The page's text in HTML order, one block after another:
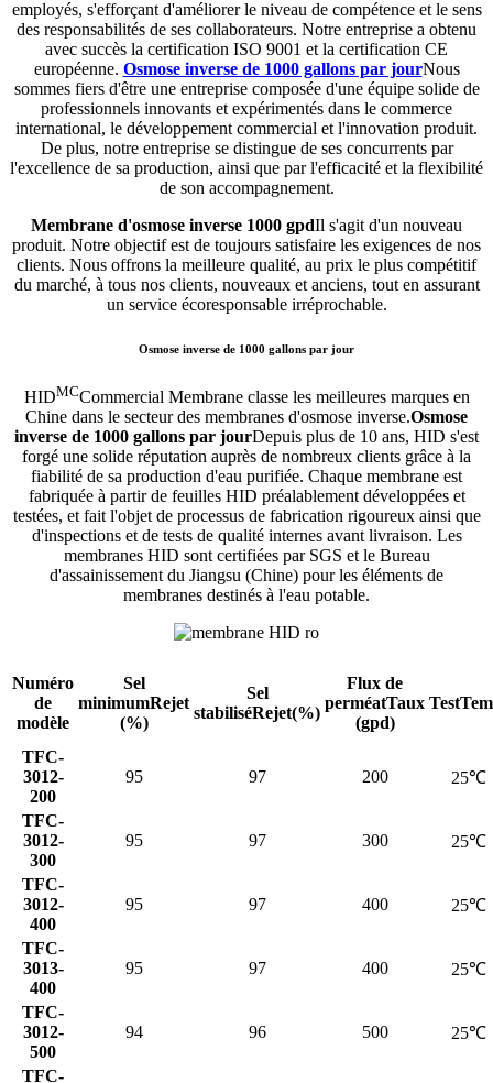
employés, s'efforçant d'améliorer le niveau de compétence et le sens
des responsabilités de ses collaborateurs. Notre entreprise a obtenu
avec succès la certification ISO 9001 et la certification CE
européenne. Osmose inverse de 1000 gallons par jourNous
sommes fiers d'être une entreprise composée d'une équipe solide de
professionnels innovants et expérimentés dans le commerce
international, le développement commercial et l'innovation produit.
De plus, notre entreprise se distingue de ses concurrents par
l'excellence de sa production, ainsi que par l'efficacité et la flexibilité
de son accompagnement.
Membrane d'osmose inverse 1000 gpdIl s'agit d'un nouveau
produit. Notre objectif est de toujours satisfaire les exigences de nos
clients. Nous offrons la meilleure qualité, au prix le plus compétitif
du marché, à tous nos clients, nouveaux et anciens, tout en assurant
un service écoresponsable irréprochable.
Osmose inverse de 1000 gallons par jour
HIDMCCommercial Membrane classe les meilleures marques en
Chine dans le secteur des membranes d'osmose inverse.Osmose
inverse de 1000 gallons par jourDepuis plus de 10 ans, HID s'est
forgé une solide réputation auprès de nombreux clients grâce à la
fiabilité de sa production d'eau purifiée. Chaque membrane est
fabriquée à partir de feuilles HID préalablement développées et
testées, et fait l'objet de processus de fabrication rigoureux ainsi que
d'inspections et de tests de qualité internes avant livraison. Les
membranes HID sont certifiées par SGS et le Bureau
d'assainissement du Jiangsu (Chine) pour les éléments de
membranes destinés à l'eau potable.
Numéro
de
modèle
Sel
minimumRejet
(%)
Sel
stabiliséRejet(%)
Flux de
perméatTaux
(gpd)
TFC-
3012-
200
95 97 200 25℃
TFC-
3012-
300
95 97 300 25℃
TFC-
3012-
400
95 97 400 25℃
TFC-
3013-
400
95 97 400 25℃
TFC-
3012-
500
94 96 500 25℃
TFC-